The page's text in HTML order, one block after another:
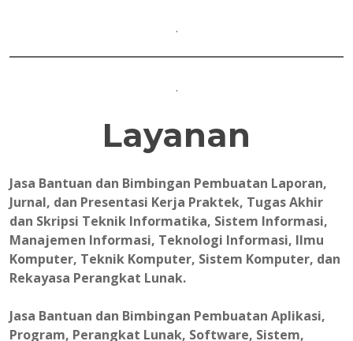
.
.
Layanan
Jasa Bantuan dan Bimbingan Pembuatan Laporan,
Jurnal, dan Presentasi Kerja Praktek, Tugas Akhir
dan Skripsi Teknik Informatika, Sistem Informasi,
Manajemen Informasi, Teknologi Informasi, Ilmu
Komputer, Teknik Komputer, Sistem Komputer, dan
Rekayasa Perangkat Lunak.
Jasa Bantuan dan Bimbingan Pembuatan Aplikasi,
Program, Perangkat Lunak, Software, Sistem,